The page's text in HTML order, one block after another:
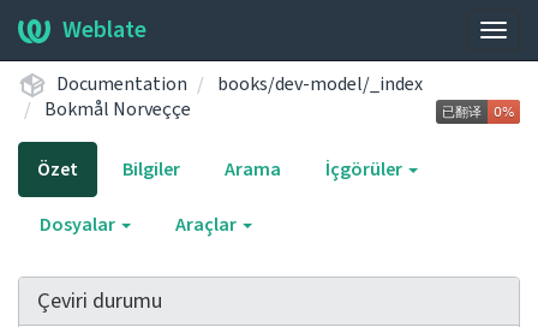
aç/
Weblate
Documentation
books/dev-model/_index
Bokmål Norveççe
Özet Bilgiler Arama İçgörüler
Dosyalar Araçlar
Çeviri durumu